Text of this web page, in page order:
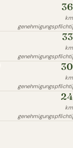
36
km
33
km
30
km
24
km